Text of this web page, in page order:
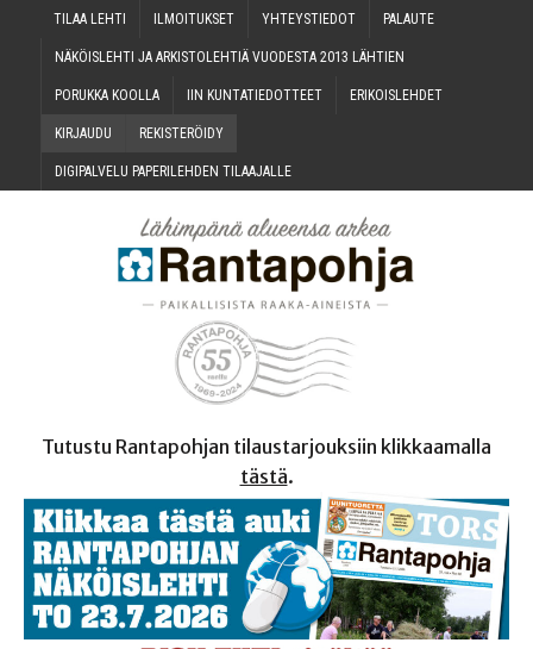
TILAA LEH­TI ILMOI­TUK­SET YHTEYS­TIE­DOT PALAU­TE
NÄKÖIS­LEH­TI JA ARKIS­TO­LEH­TIÄ VUO­DES­TA 2013 LÄHTIEN
PORUK­KA KOOLLA IIN KUN­TA­TIE­DOT­TEET ERI­KOIS­LEH­DET
KIR­JAU­DU REKIS­TE­RÖI­DY
DIGI­PAL­VE­LU PAPE­RI­LEH­DEN TILAAJALLE
Tutustu Rantapohjan tilaustarjouksiin klikkaamalla
tästä.